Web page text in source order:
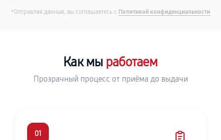
*Отправляя данные, вы соглашаетесь с Политикой конфиденциальности
Как мы работаем
Прозрачный процесс от приёма до выдачи
01